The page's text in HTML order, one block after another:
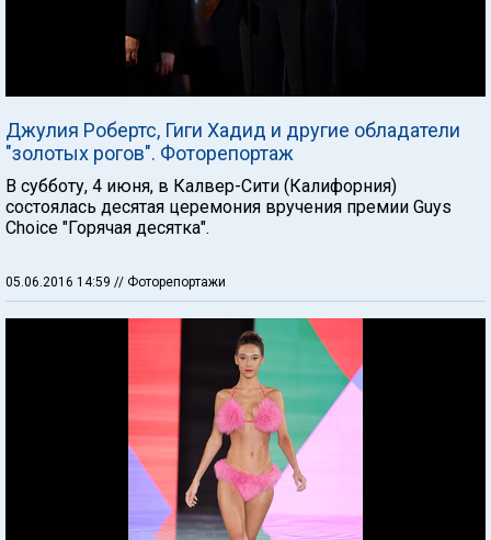
Джулия Робертс, Гиги Хадид и другие обладатели
"золотых рогов". Фоторепортаж
В субботу, 4 июня, в Калвер-Сити (Калифорния)
состоялась десятая церемония вручения премии Guys
Choice "Горячая десятка".
05.06.2016 14:59 // Фоторепортажи